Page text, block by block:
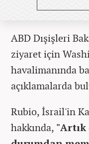
ABD Dışişleri
ziyaret için
havalimanında
açıklamalarda
Rubio, İsrail'in
hakkında,